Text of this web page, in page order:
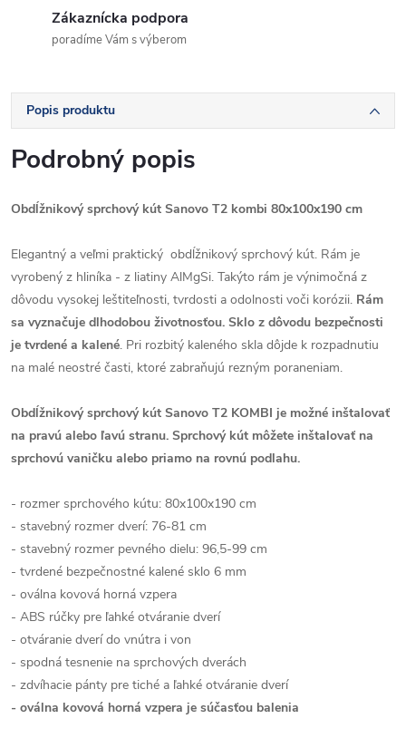
Zákaznícka podpora
poradíme Vám s výberom
Popis produktu
Podrobný popis
Obdĺžnikový sprchový kút Sanovo T2 kombi 80x100x190 cm
Elegantný a veľmi praktický obdĺžnikový sprchový kút. Rám je
vyrobený z hliníka - z liatiny AlMgSi. Takýto rám je výnimočná z
dôvodu vysokej leštiteľnosti, tvrdosti a odolnosti voči korózii. Rám
sa vyznačuje dlhodobou životnosťou. Sklo z dôvodu bezpečnosti
je tvrdené a kalené. Pri rozbitý kaleného skla dôjde k rozpadnutiu
na malé neostré časti, ktoré zabraňujú rezným poraneniam.
Obdĺžnikový sprchový kút Sanovo T2 KOMBI je možné inštalovať
na pravú alebo ľavú stranu. Sprchový kút môžete inštalovať na
sprchovú vaničku alebo priamo na rovnú podlahu.
- rozmer sprchového kútu: 80x100x190 cm
- stavebný rozmer dverí: 76-81 cm
- stavebný rozmer pevného dielu: 96,5-99 cm
- tvrdené bezpečnostné kalené sklo 6 mm
- oválna kovová horná vzpera
- ABS rúčky pre ľahké otváranie dverí
- otváranie dverí do vnútra i von
- spodná tesnenie na sprchových dverách
- zdvíhacie pánty pre tiché a ľahké otváranie dverí
- oválna kovová horná vzpera je súčasťou balenia